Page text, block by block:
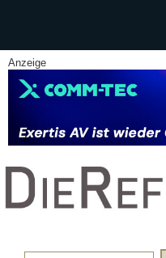
Anzeige